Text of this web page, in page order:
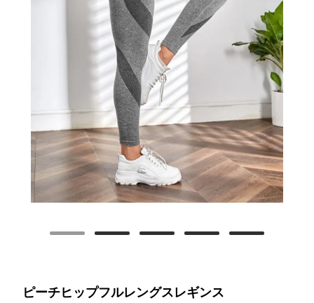
ピーチヒップフルレングスレギンス